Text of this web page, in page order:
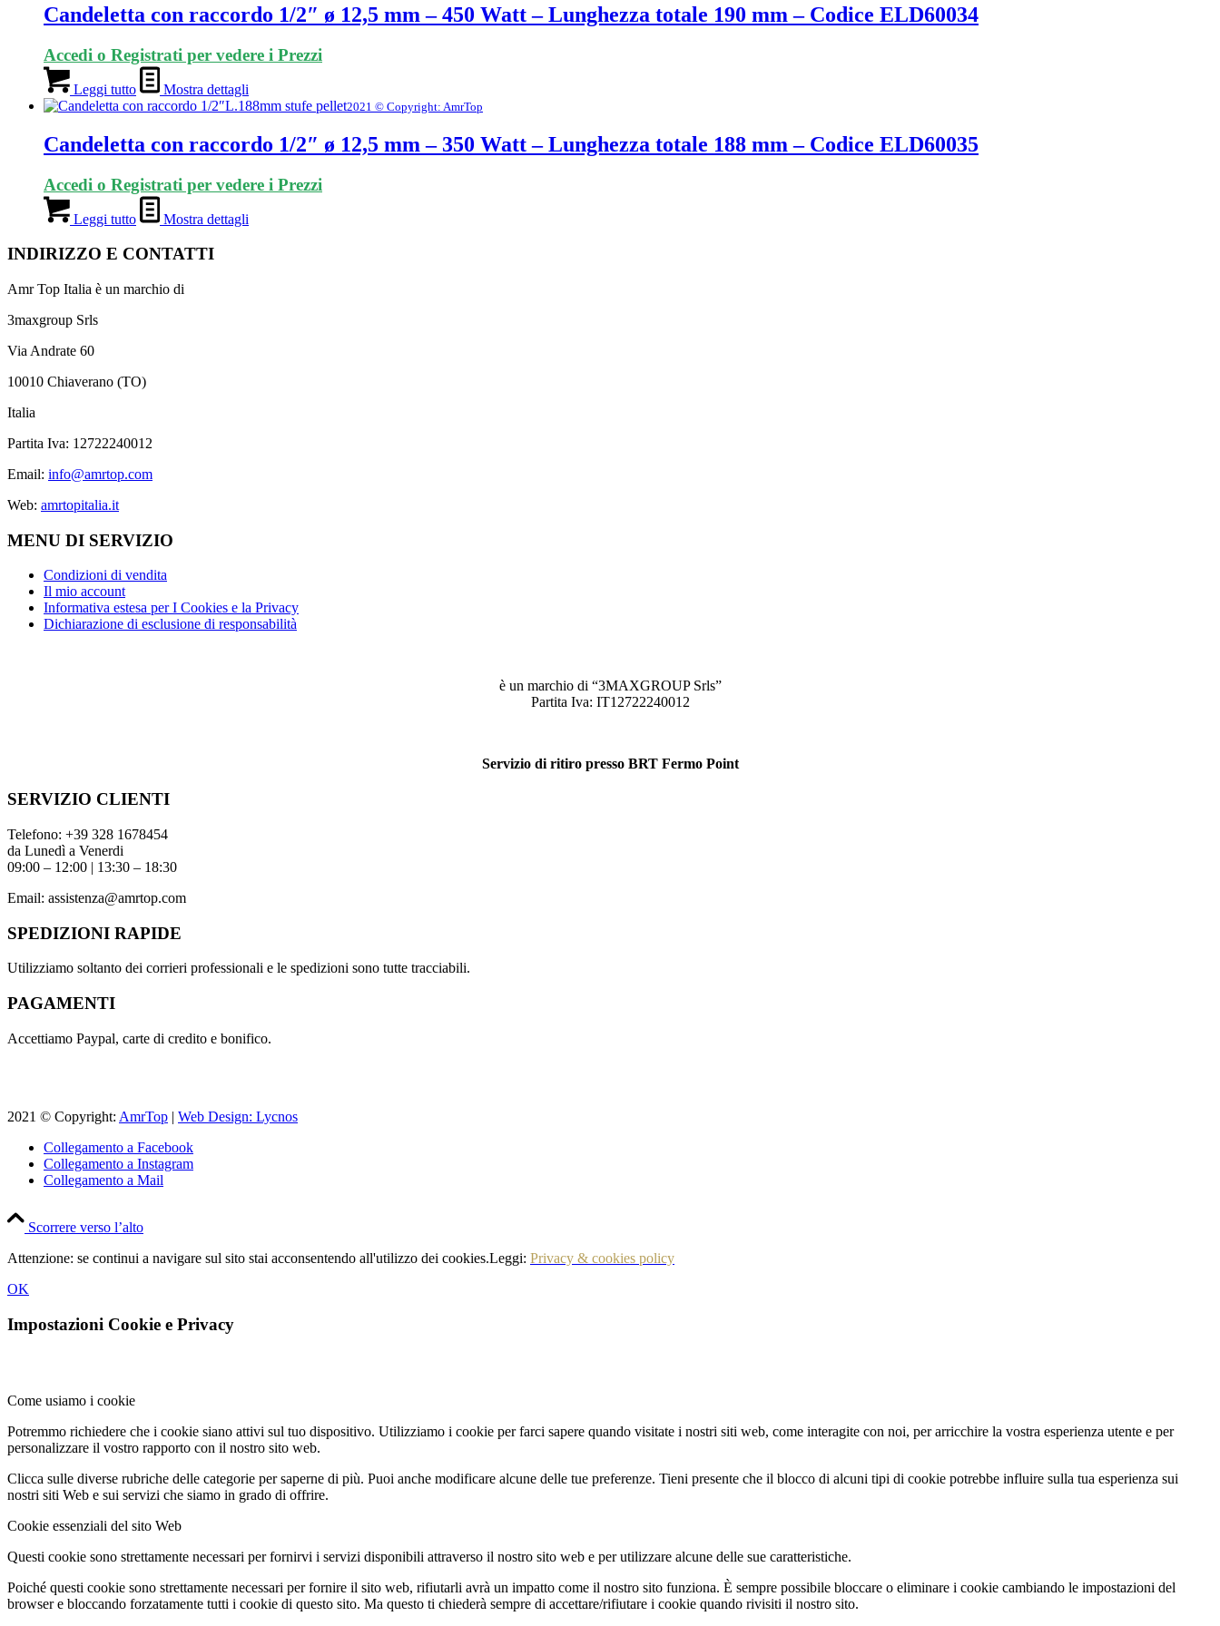
Candeletta con raccordo 1/2″ ø 12,5 mm – 450 Watt – Lunghezza totale 190 mm – Codice ELD60034
Accedi o Registrati per vedere i Prezzi
Leggi tutto Mostra dettagli
2021 © Copyright: AmrTop
Candeletta con raccordo 1/2″ ø 12,5 mm – 350 Watt – Lunghezza totale 188 mm – Codice ELD60035
Accedi o Registrati per vedere i Prezzi
Leggi tutto Mostra dettagli
INDIRIZZO E CONTATTI
Amr Top Italia è un marchio di
3maxgroup Srls
Via Andrate 60
10010 Chiaverano (TO)
Italia
Partita Iva: 12722240012
Email: info@amrtop.com
Web: amrtopitalia.it
MENU DI SERVIZIO
Condizioni di vendita
Il mio account
Informativa estesa per I Cookies e la Privacy
Dichiarazione di esclusione di responsabilità
è un marchio di “3MAXGROUP Srls”
Partita Iva: IT12722240012
Servizio di ritiro presso BRT Fermo Point
SERVIZIO CLIENTI
Telefono: +39 328 1678454
da Lunedì a Venerdi
09:00 – 12:00 | 13:30 – 18:30
Email: assistenza@amrtop.com
SPEDIZIONI RAPIDE
Utilizziamo soltanto dei corrieri professionali e le spedizioni sono tutte tracciabili.
PAGAMENTI
Accettiamo Paypal, carte di credito e bonifico.
2021 © Copyright: AmrTop | Web Design: Lycnos
Collegamento a Facebook
Collegamento a Instagram
Collegamento a Mail
Scorrere verso l’alto
Attenzione: se continui a navigare sul sito stai acconsentendo all'utilizzo dei cookies.Leggi: Privacy & cookies policy
OK
Impostazioni Cookie e Privacy
Come usiamo i cookie
Potremmo richiedere che i cookie siano attivi sul tuo dispositivo. Utilizziamo i cookie per farci sapere quando visitate i nostri siti web, come interagite con noi, per arricchire la vostra esperienza utente e per
personalizzare il vostro rapporto con il nostro sito web.
Clicca sulle diverse rubriche delle categorie per saperne di più. Puoi anche modificare alcune delle tue preferenze. Tieni presente che il blocco di alcuni tipi di cookie potrebbe influire sulla tua esperienza sui
nostri siti Web e sui servizi che siamo in grado di offrire.
Cookie essenziali del sito Web
Questi cookie sono strettamente necessari per fornirvi i servizi disponibili attraverso il nostro sito web e per utilizzare alcune delle sue caratteristiche.
Poiché questi cookie sono strettamente necessari per fornire il sito web, rifiutarli avrà un impatto come il nostro sito funziona. È sempre possibile bloccare o eliminare i cookie cambiando le impostazioni del
browser e bloccando forzatamente tutti i cookie di questo sito. Ma questo ti chiederà sempre di accettare/rifiutare i cookie quando rivisiti il nostro sito.